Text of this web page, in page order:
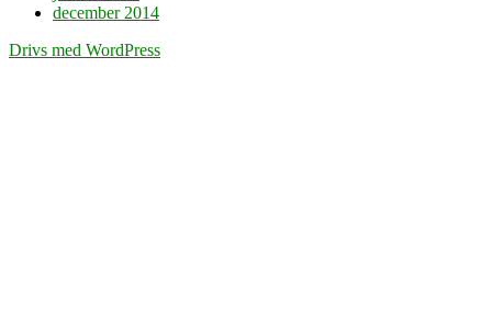
december 2014
Drivs med WordPress